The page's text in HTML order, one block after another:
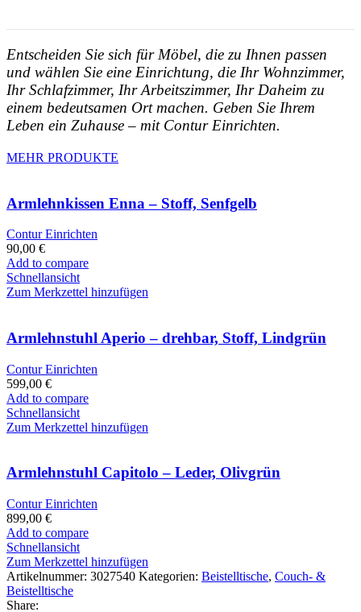
Entscheiden Sie sich für Möbel, die zu Ihnen passen
und wählen Sie eine Einrichtung, die Ihr Wohnzimmer,
Ihr Schlafzimmer, Ihr Arbeitszimmer, Ihr Daheim zu
einem bedeutsamen Ort machen. Geben Sie Ihrem
Leben ein Zuhause – mit Contur Einrichten.
MEHR PRODUKTE
Armlehnkissen Enna – Stoff, Senfgelb
Contur Einrichten
90,00 €
Add to compare
Schnellansicht
Zum Merkzettel hinzufügen
Armlehnstuhl Aperio – drehbar, Stoff, Lindgrün
Contur Einrichten
599,00 €
Add to compare
Schnellansicht
Zum Merkzettel hinzufügen
Armlehnstuhl Capitolo – Leder, Olivgrün
Contur Einrichten
899,00 €
Add to compare
Schnellansicht
Zum Merkzettel hinzufügen
Artikelnummer: 3027540 Kategorien: Beistelltische, Couch- &
Beistelltische
Share: